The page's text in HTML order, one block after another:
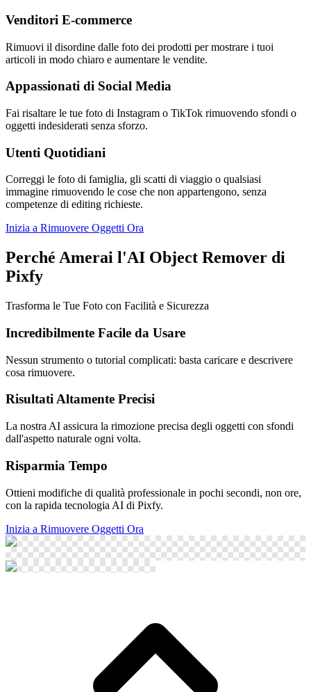
Venditori E-commerce
Rimuovi il disordine dalle foto dei prodotti per mostrare i tuoi
articoli in modo chiaro e aumentare le vendite.
Appassionati di Social Media
Fai risaltare le tue foto di Instagram o TikTok rimuovendo sfondi o
oggetti indesiderati senza sforzo.
Utenti Quotidiani
Correggi le foto di famiglia, gli scatti di viaggio o qualsiasi
immagine rimuovendo le cose che non appartengono, senza
competenze di editing richieste.
Inizia a Rimuovere Oggetti Ora
Perché Amerai l'AI Object Remover di
Pixfy
Trasforma le Tue Foto con Facilità e Sicurezza
Incredibilmente Facile da Usare
Nessun strumento o tutorial complicati: basta caricare e descrivere
cosa rimuovere.
Risultati Altamente Precisi
La nostra AI assicura la rimozione precisa degli oggetti con sfondi
dall'aspetto naturale ogni volta.
Risparmia Tempo
Ottieni modifiche di qualità professionale in pochi secondi, non ore,
con la rapida tecnologia AI di Pixfy.
Inizia a Rimuovere Oggetti Ora